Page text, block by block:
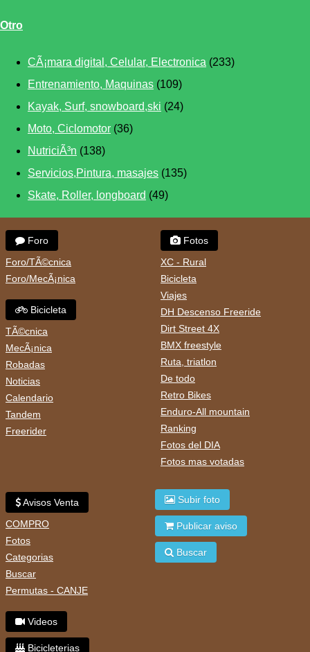
Otro
CÃ¡mara digital, Celular, Electronica (233)
Entrenamiento, Maquinas (109)
Kayak, Surf, snowboard,ski (24)
Moto, Ciclomotor (36)
NutriciÃ³n (138)
Servicios,Pintura, masajes (135)
Skate, Roller, longboard (49)
Foro
Foro/TÃ©cnica
Foro/MecÃ¡nica
Bicicleta
TÃ©cnica
MecÃ¡nica
Robadas
Noticias
Calendario
Tandem
Freerider
Fotos
XC - Rural
Bicicleta
Viajes
DH Descenso Freeride
Dirt Street 4X
BMX freestyle
Ruta, triatlon
De todo
Retro Bikes
Enduro-All mountain
Ranking
Fotos del DIA
Fotos mas votadas
Avisos Venta
COMPRO
Fotos
Categorias
Buscar
Permutas - CANJE
Videos
Bicicleterias
Subir foto
Publicar aviso
Buscar